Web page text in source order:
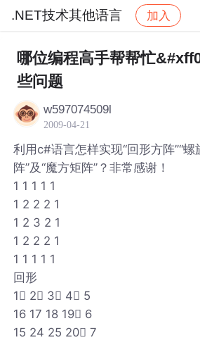
.NET技术其他语言 加入
社区 .NET技术其他语言 帖
哪位编程高手帮帮忙
些问题
w597074509l
2009-04-21
利用c#语言怎样实现“回形方阵”“螺
阵”及“魔方矩阵”？非常感谢！
1 1 1 1 1
1 2 2 2 1
1 2 3 2 1
1 2 2 2 1
1 1 1 1 1
回形
1 2 3 4 5
16 17 18 19 6
15 24 25 20 7